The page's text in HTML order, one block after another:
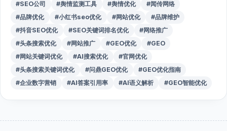
#SEO公司
#舆情监测工具 #舆情优化
#闻传网络
#品牌优化
#小红书seo优化 #网站优化
#品牌维护
#抖音SEO优化
#SEO关键词排名优化
#网络推广
#头条搜索优化
#网站推广 #GEO优化
#GEO
#网站关键词优化
#AI搜索优化
#官网优化
#头条搜索关键词优化
#问鼎GEO优化
#GEO优化指南
#企业数字营销
#AI答案引用率 #AI语义解析 #GEO智能优化